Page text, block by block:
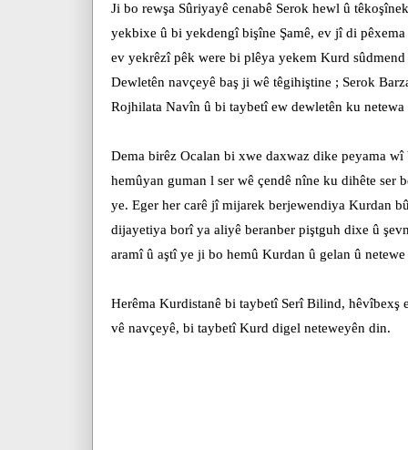
Ji bo rewşa Sûriyayê cenabê Serok hewl û
yekbixe û bi yekdengî bişîne Şamê, ev jî di
ev yekrêzî pêk were bi plêya yekem Kurd
Dewletên navçeyê baş ji wê têgihiştine ; Serok
Rojhilata Navîn û bi taybetî ew dewletên ku
Dema birêz Ocalan bi xwe daxwaz dike peyama
hemûyan guman l ser wê çendê nîne ku dihête ser
ye. Eger her carê jî mijarek berjewendiya Kurdan
dijayetiya borî ya aliyê beranber piştguh dixe û
aramî û aştî ye ji bo hemû Kurdan û gelan û
Herêma Kurdistanê bi taybetî Serî Bilind,
vê navçeyê, bi taybetî Kurd digel neteweyên din.